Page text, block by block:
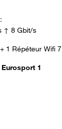
↑ 8 Gbit/s
1 Répéteur Wifi 7
Eurosport 1